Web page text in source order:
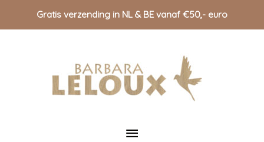
Gratis verzending in NL & BE vanaf €50,- euro
Hoofdmenu